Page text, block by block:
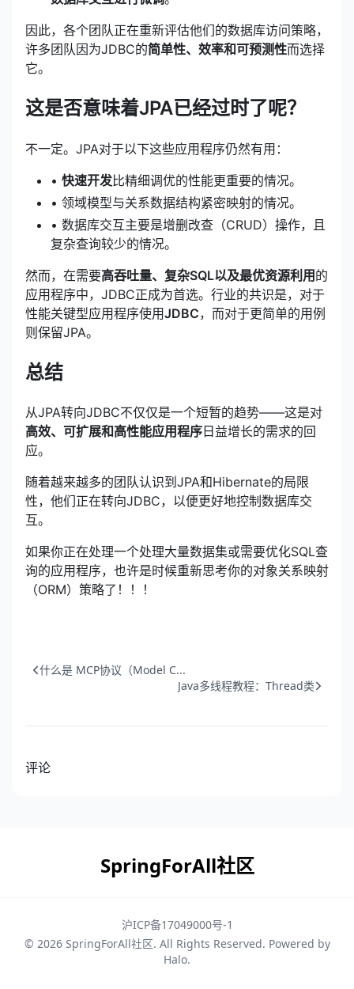
因此，各个团队正在重新评估他们的数据库访问策略，
许多团队因为JDBC的简单性、效率和可预测性而选择
它。
这是否意味着JPA已经过时了呢？
不一定。JPA对于以下这些应用程序仍然有用：
• 快速开发比精细调优的性能更重要的情况。
• 领域模型与关系数据结构紧密映射的情况。
• 数据库交互主要是增删改查（CRUD）操作，且
复杂查询较少的情况。
然而，在需要高吞吐量、复杂SQL以及最优资源利用的
应用程序中，JDBC正成为首选。行业的共识是，对于
性能关键型应用程序使用JDBC，而对于更简单的用例
则保留JPA。
总结
从JPA转向JDBC不仅仅是一个短暂的趋势——这是对
高效、可扩展和高性能应用程序日益增长的需求的回
应。
随着越来越多的团队认识到JPA和Hibernate的局限
性，他们正在转向JDBC，以便更好地控制数据库交
互。
如果你正在处理一个处理大量数据集或需要优化SQL查
询的应用程序，也许是时候重新思考你的对象关系映射
（ORM）策略了！！！
什么是 MCP协议（Model C...
Java多线程教程：Thread类
评论
SpringForAll社区
沪ICP备17049000号-1
© 2026 SpringForAll社区. All Rights Reserved. Powered by
Halo.